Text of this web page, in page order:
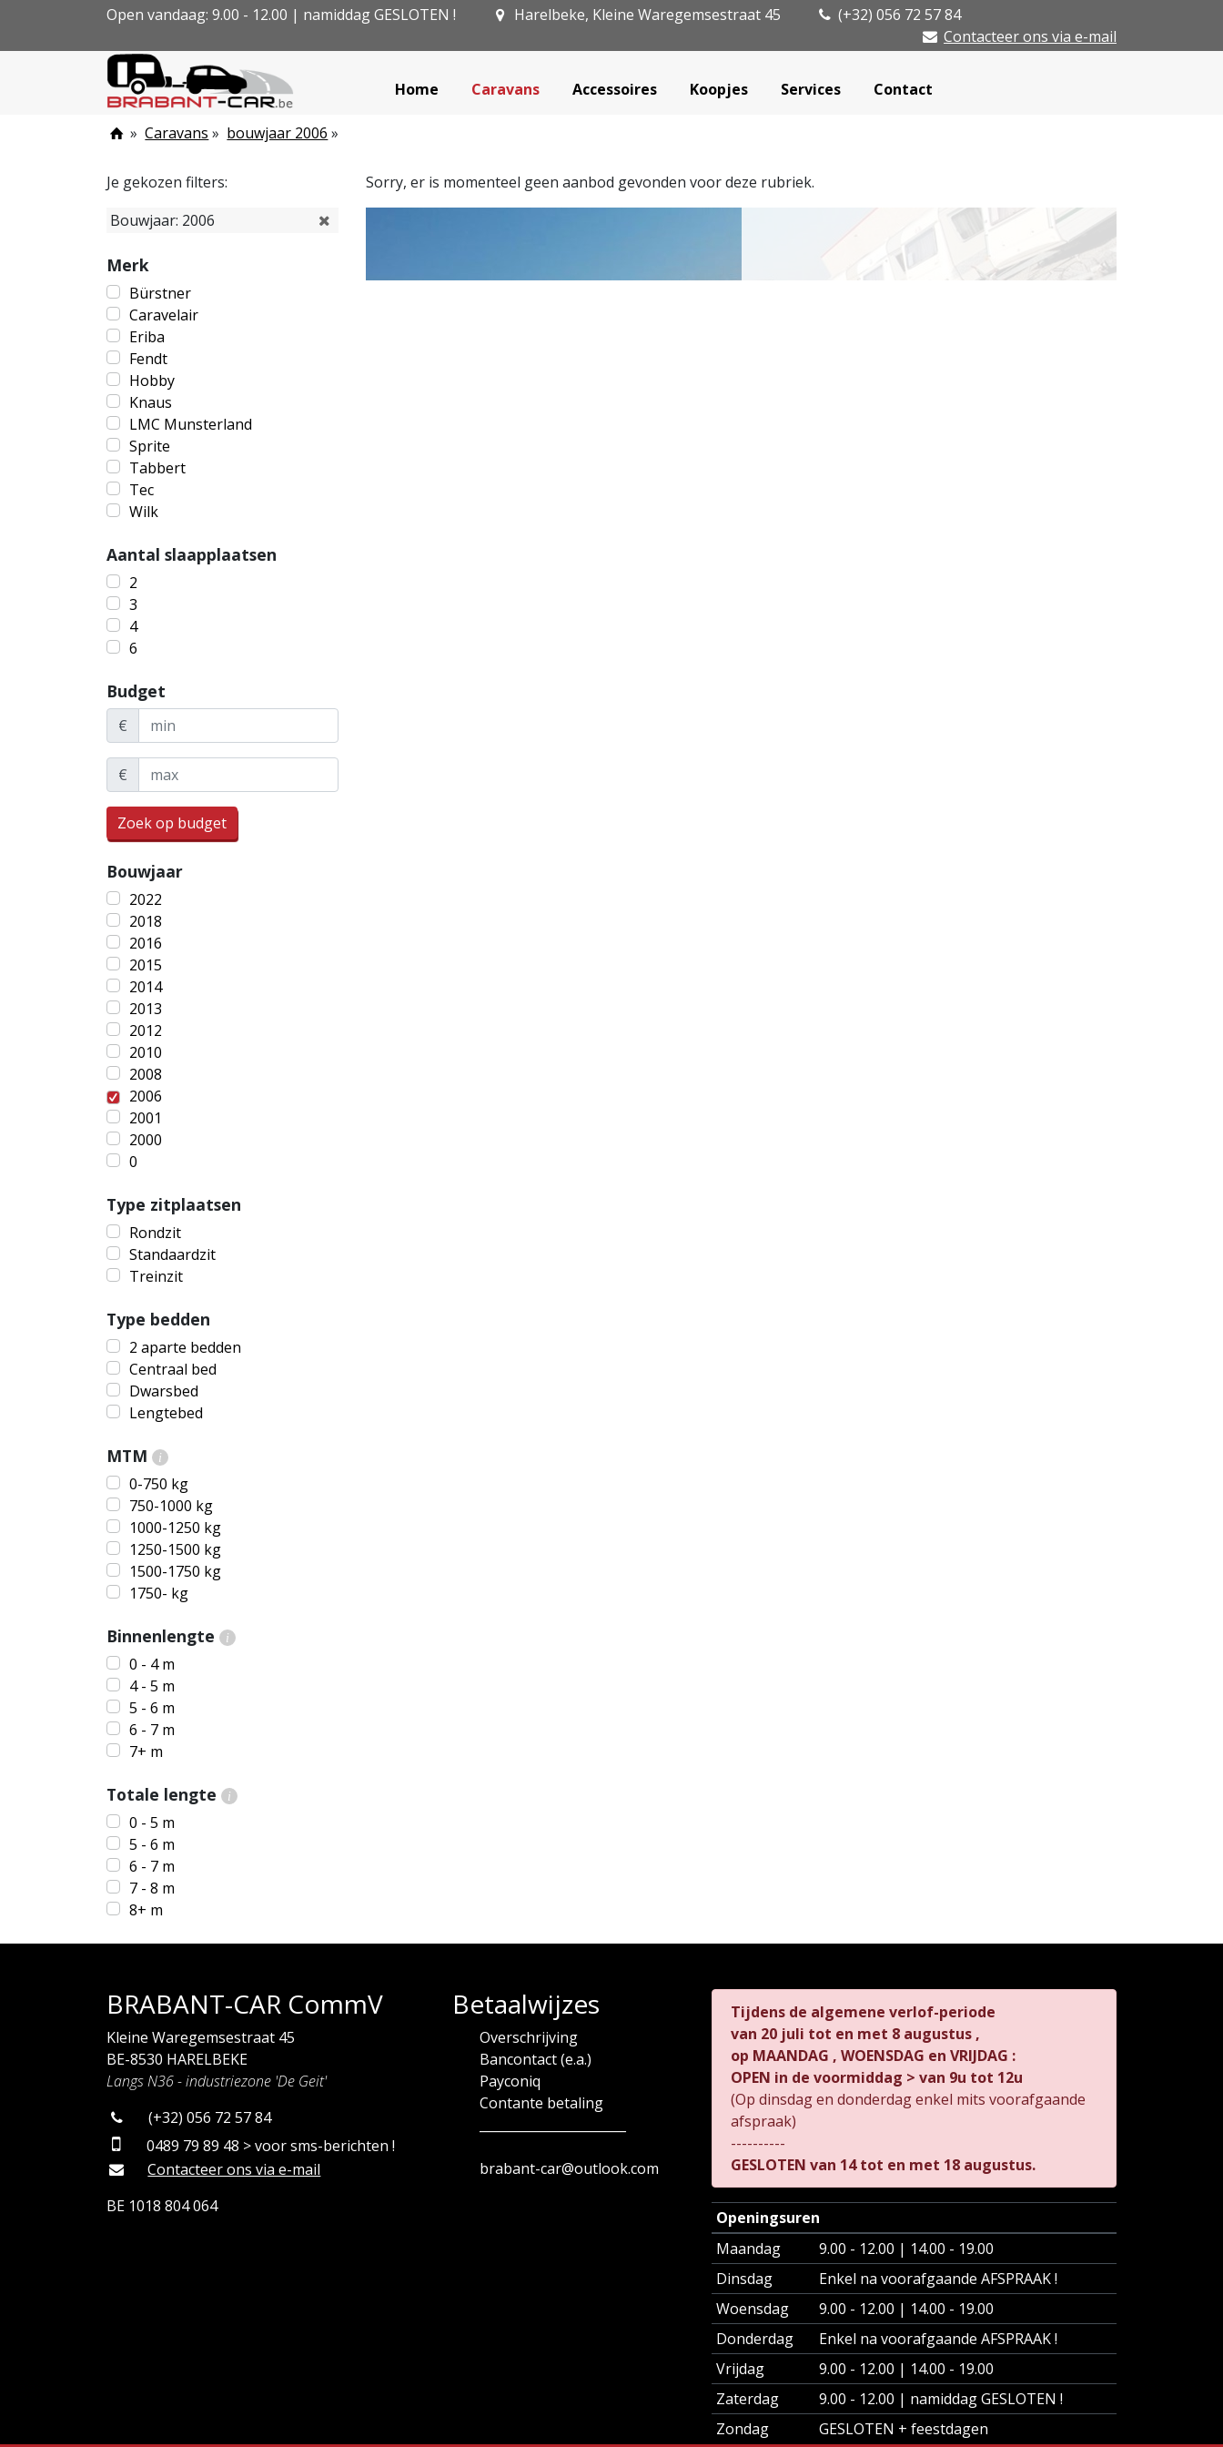
Open vandaag: 9.00 - 12.00 | namiddag GESLOTEN ! Harelbeke, Kleine Waregemsestraat 45
(+32) 056 72 57 84
Contacteer ons via e-mail
Home Caravans Accessoires Koopjes Services Contact
»Caravans » bouwjaar 2006 »
Je gekozen filters:
Bouwjaar: 2006
Merk
Bürstner
Caravelair
Eriba
Fendt
Hobby
Knaus
LMC Munsterland
Sprite
Tabbert
Tec
Wilk
Aantal slaapplaatsen
2
3
4
6
Budget
€
€
Zoek op budget
Bouwjaar
2022
2018
2016
2015
2014
2013
2012
2010
2008
2006
2001
2000
0
Type zitplaatsen
Rondzit
Standaardzit
Treinzit
Type bedden
2 aparte bedden
Centraal bed
Dwarsbed
Lengtebed
MTM i
0-750 kg
750-1000 kg
1000-1250 kg
1250-1500 kg
1500-1750 kg
1750- kg
Binnenlengte i
0 - 4 m
4 - 5 m
5 - 6 m
6 - 7 m
7+ m
Totale lengte i
0 - 5 m
5 - 6 m
6 - 7 m
7 - 8 m
8+ m
Sorry, er is momenteel geen aanbod gevonden voor deze rubriek.
BRABANT-CAR CommV
Kleine Waregemsestraat 45
BE-8530 HARELBEKE
Langs N36 - industriezone 'De Geit'
(+32) 056 72 57 84
0489 79 89 48 > voor sms-berichten !
Contacteer ons via e-mail
BE 1018 804 064
Betaalwijzes
Overschrijving
Bancontact (e.a.)
Payconiq
Contante betaling
brabant-car@outlook.com
Tijdens de algemene verlof-periode
van 20 juli tot en met 8 augustus ,
op MAANDAG , WOENSDAG en VRIJDAG :
OPEN in de voormiddag > van 9u tot 12u
(Op dinsdag en donderdag enkel mits voorafgaande
afspraak)
----------
GESLOTEN van 14 tot en met 18 augustus.
Openingsuren
Maandag
9.00 - 12.00 | 14.00 - 19.00
Dinsdag
Enkel na voorafgaande AFSPRAAK !
Woensdag
9.00 - 12.00 | 14.00 - 19.00
Donderdag
Enkel na voorafgaande AFSPRAAK !
Vrijdag
9.00 - 12.00 | 14.00 - 19.00
Zaterdag
9.00 - 12.00 | namiddag GESLOTEN !
Zondag
GESLOTEN + feestdagen